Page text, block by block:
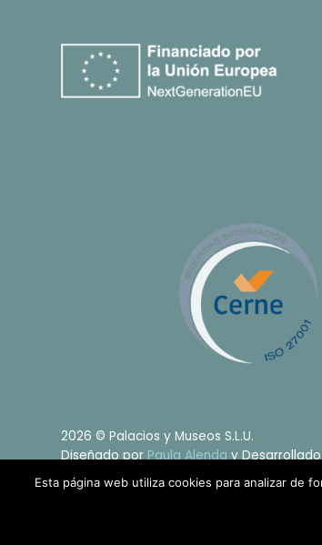
2026 © Palacios y Museos S.L.U.
Diseñado porPaula Alenday
Esta página web utiliza cookies para analizar de